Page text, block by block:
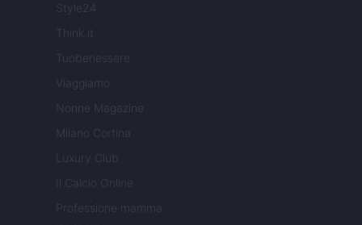
Style24
Think.it
Tuobenessere
Viaggiamo
Nonne Magazine
Milano Cortina
Luxury Club
Il Calcio Online
Professione mamma